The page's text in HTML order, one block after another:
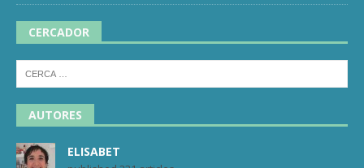
CERCADOR
AUTORES
ELISABET